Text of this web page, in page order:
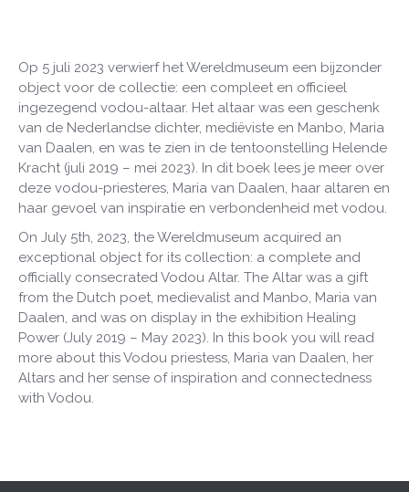
Op 5 juli 2023 verwierf het Wereldmuseum een bijzonder
object voor de collectie: een compleet en officieel
ingezegend vodou-altaar. Het altaar was een geschenk
van de Nederlandse dichter, mediëviste en Manbo, Maria
van Daalen, en was te zien in de tentoonstelling Helende
Kracht (juli 2019 – mei 2023). In dit boek lees je meer over
deze vodou-priesteres, Maria van Daalen, haar altaren en
haar gevoel van inspiratie en verbondenheid met vodou.
On July 5th, 2023, the Wereldmuseum acquired an
exceptional object for its collection: a complete and
officially consecrated Vodou Altar. The Altar was a gift
from the Dutch poet, medievalist and Manbo, Maria van
Daalen, and was on display in the exhibition Healing
Power (July 2019 – May 2023). In this book you will read
more about this Vodou priestess, Maria van Daalen, her
Altars and her sense of inspiration and connectedness
with Vodou.